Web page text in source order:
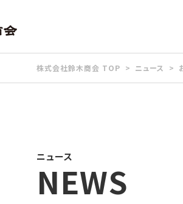
株式会社鈴木商会 TOP ニュース
ニュース
NEWS